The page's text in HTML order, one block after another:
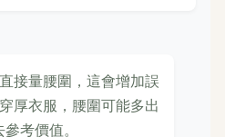
接量腰圍，這會增加誤
厚衣服，腰圍可能多出
考價值。